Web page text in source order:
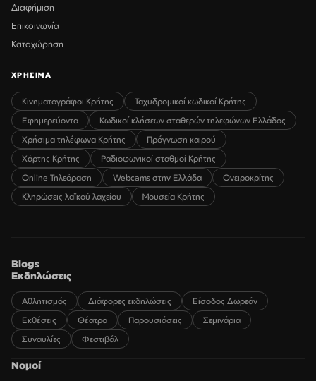
Διαφήμιση
Επικοινωνία
Καταχώρηση
ΧΡΗΣΙΜΑ
Κινηματογράφοι Κρήτης
Ταχυδρομικοί κωδικοί Κρήτης
Εφημερεύοντα
Κωδικοί κλήσεων σταθερών τηλεφώνων Ελλάδος
Χρήσιμα τηλέφωνα Κρήτης
Πρόγνωση καιρού
Χάρτης Κρήτης
Ραδιοφωνικοί σταθμοί Κρήτης
Online Τηλεόραση
Webcams στην Ελλάδα
Ονειροκρίτης
Κληρώσεις λαϊκού λαχείου
Μουσεία Κρήτης
Blogs
Εκδηλώσεις
Αθλητισμός Διάφορες εκδηλώσεις
Είσοδος Δωρεάν
Εκθέσεις
Θέατρο Παρουσιάσεις
Σεμινάρια
Συναυλίες
Φεστιβάλ
Νομοί